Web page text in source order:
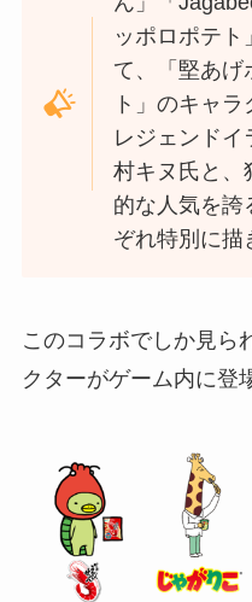
ッポロポテト
て、「堅あげ
ト」のキャ
レジェンドイ
村キヌ⽒と、
的な⼈気を誇
ぞれ特別に描
このコラボでしか⾒ら
クターがゲーム内に登